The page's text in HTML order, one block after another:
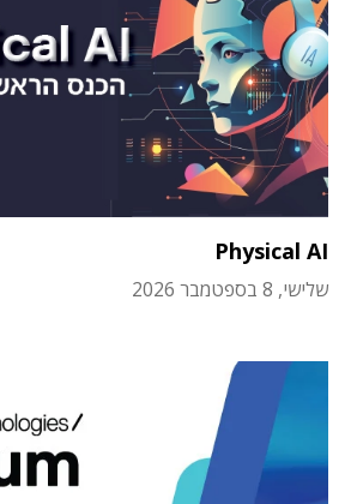
Physical AI
שלישי, 8 בספטמבר 2026